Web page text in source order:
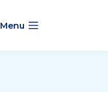
Menu